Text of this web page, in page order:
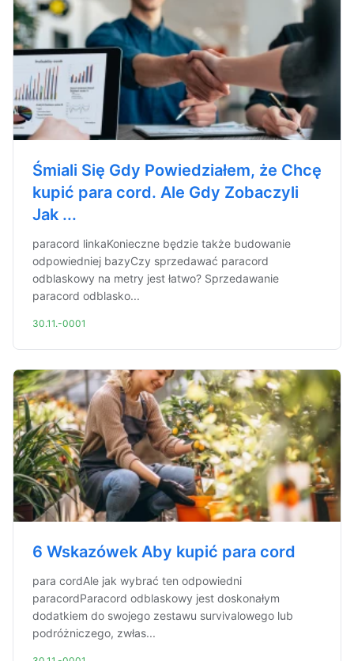
Śmiali Się Gdy Powiedziałem, że Chcę
kupić para cord. Ale Gdy Zobaczyli
Jak ...
paracord linkaKonieczne będzie także budowanie
odpowiedniej bazyCzy sprzedawać paracord
odblaskowy na metry jest łatwo? Sprzedawanie
paracord odblasko...
30.11.-0001
6 Wskazówek Aby kupić para cord
para cordAle jak wybrać ten odpowiedni
paracordParacord odblaskowy jest doskonałym
dodatkiem do swojego zestawu survivalowego lub
podróżniczego, zwłas...